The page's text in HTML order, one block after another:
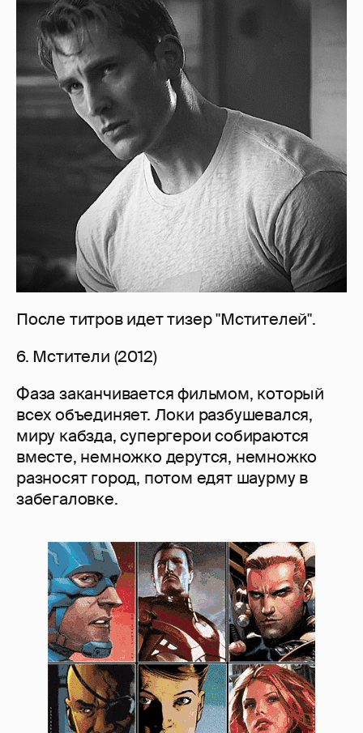
После титров идет тизер "Мстителей".
6. Мстители (2012)
Фаза заканчивается фильмом, который
всех объединяет. Локи разбушевался,
миру кабзда, супергерои собираются
вместе, немножко дерутся, немножко
разносят город, потом едят шаурму в
забегаловке.